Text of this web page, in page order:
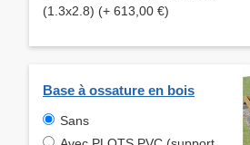
(1.3x2.8) (+ 613,00 €)
Base à ossature en bois
Sans